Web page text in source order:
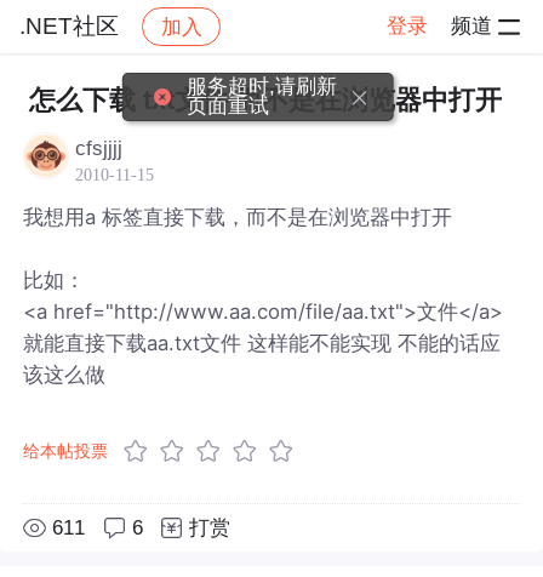
.NET社区 加入 登录 频道
社区 .NET社区 帖子详情
怎么下载 txt文件 而不是在浏览器中打开
cfsjjjj
2010-11-15
我想用a 标签直接下载，而不是在浏览器中打开
比如：
<a href="http://www.aa.com/file/aa.txt">文件</a>
就能直接下载aa.txt文件 这样能不能实现 不能的话应
该这么做
给本帖投票
611 6 打赏
服务超时,请刷新
页面重试